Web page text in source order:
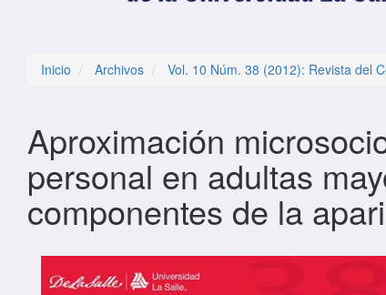
Inicio Archivos Vol. 10 Núm. 38 (2012): Revista del
Aproximación
personal en adultas
componentes de la
Barra lateral del artículo